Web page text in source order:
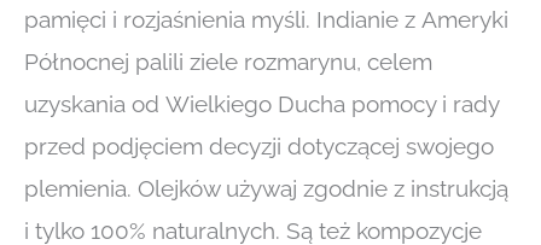
pamięci i rozjaśnienia myśli. Indianie z Ameryki
Północnej palili ziele rozmarynu, celem
uzyskania od Wielkiego Ducha pomocy i rady
przed podjęciem decyzji dotyczącej swojego
plemienia. Olejków używaj zgodnie z instrukcją
i tylko 100% naturalnych. Są też kompozycje